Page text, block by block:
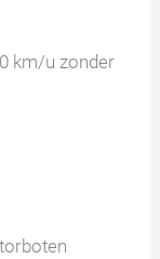
km/u zonder